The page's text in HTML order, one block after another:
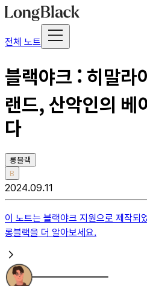
전체 노트
블랙야크 : 히말라
랜드, 산악인의 베
다
롱블랙
B
2024.09.11
이 노트는 블랙야크 지원으로 제작되
롱블랙을 더 알아보세요.